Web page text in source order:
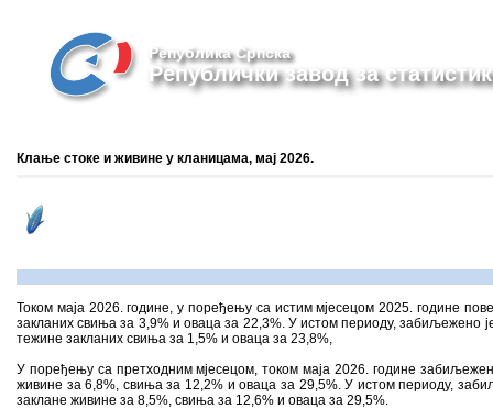
Република Српска
Републички завод за
Клање стоке и живине у кланицама, мaј 2026.
Током маја 2026. године, у поређењу са истим мјесецом 2025. године
закланих свиња за 3,9% и оваца за 22,3%. У истом периоду, забиљежено
тежине закланих свиња за 1,5% и оваца за 23,8%,
У поређењу са претходним мјесецом, током маја 2026. године
живине за 6,8%, свиња за 12,2% и оваца за 29,5%. У истом периоду,
заклане живине за 8,5%, свиња за 12,6% и оваца за 29,5%.